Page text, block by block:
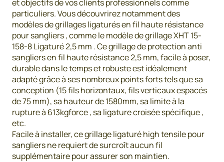
et objectifs de vos clients professionnels comme
particuliers. Vous découvrirez notamment des
modèles de grillages ligaturés en fil haute résistance
pour sangliers , comme le modèle de grillage XHT 15-
158-8 Ligaturé 2,5 mm . Ce grillage de protection anti
sangliers en fil haute résistance 2,5 mm, facile à poser,
durable dans le temps et robuste est idéalement
adapté grâce à ses nombreux points forts tels que sa
conception (15 fils horizontaux, fils verticaux espacés
de 75 mm), sa hauteur de 1580mm, sa limite à la
rupture à 613kgforce , sa ligature croisée spécifique ,
etc.
Facile à installer, ce grillage ligaturé high tensile pour
sangliers ne requiert de surcroît aucun fil
supplémentaire pour assurer son maintien.